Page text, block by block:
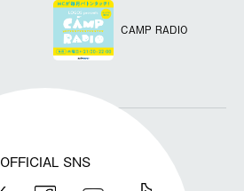
CAMP RADIO
OFFICIAL SNS